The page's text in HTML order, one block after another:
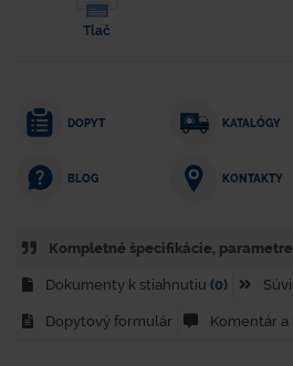
Tlač
DOPYT KATALÓGY
BLOG KONTAKTY
Kompletné špecifikácie,
Dokumenty k stiahnutiu (0)
Dopytový formulár Komentár